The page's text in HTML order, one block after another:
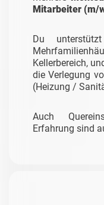
Mitarbeiter (m/
Du
Kellerbereich,
die Verlegung
(Heizung /
Auch
Erfahrung sind